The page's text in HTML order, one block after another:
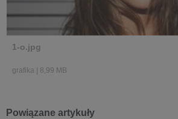
1-o.jpg
grafika 8,99 MB
Powiązane artykuły